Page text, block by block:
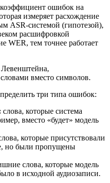
ошибок на
измеряет расхождение
ASR-системой (гипотезой),
расшифровкой
WER, тем точнее работает
,
вместо символов.
три типа ошибок:
слова, которые система
вместо «будет» модель
которые присутствовали
но были пропущены
слова, которые модель
в исходной аудиозаписи.